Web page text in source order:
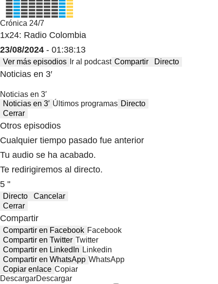
Crónica 24/7
1x24: Radio Colombia
23/08/2024 - 01:38:13
Ver más episodios Ir al podcast Compartir Directo
Noticias en 3′
Noticias en 3′
Noticias en 3′ Últimos programas Directo
Cerrar
Otros episodios
Cualquier tiempo pasado fue anterior
Tu audio se ha acabado.
Te redirigiremos al directo.
5 "
Directo
Cancelar
Cerrar
Compartir
Compartir en Facebook Facebook
Compartir en Twitter Twitter
Compartir en LinkedIn Linkedin
Compartir en WhatsApp WhatsApp
Copiar enlace Copiar
DescargarDescargar